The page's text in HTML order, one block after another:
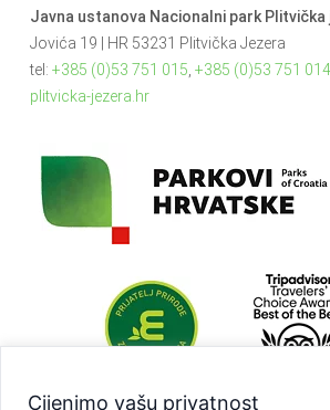
Cijenimo vašu privatnost
Javna ustanova Nacionalni park Plitvička
Jovića 19 | HR 53231 Plitvička Jezera
tel: +385 (0)53 751 015 +385 (0)53 751 014
plitvicka-jezera.hr